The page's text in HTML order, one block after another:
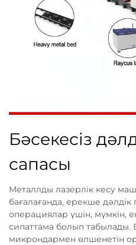
Бәсекесіз
сапасы
Металлды лазерлік кесу
бағалағанда, ерекше дәлдік
операциялар үшін, мүмкін,
сипаттама болып табылады.
микрондармен өлшенетін